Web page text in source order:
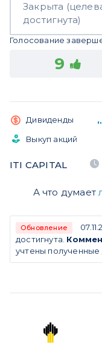
Закрыта
достигнута)
Голосование
9
Дивиденды
Выкуп акций
ITI CAPITAL
А что думает
Обновление
достигнута.
учтены полученные